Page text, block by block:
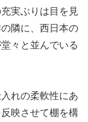
実ぶりは目を見
隣に、西日本の
々と並んでいる
れの柔軟性にあ
映させて棚を構